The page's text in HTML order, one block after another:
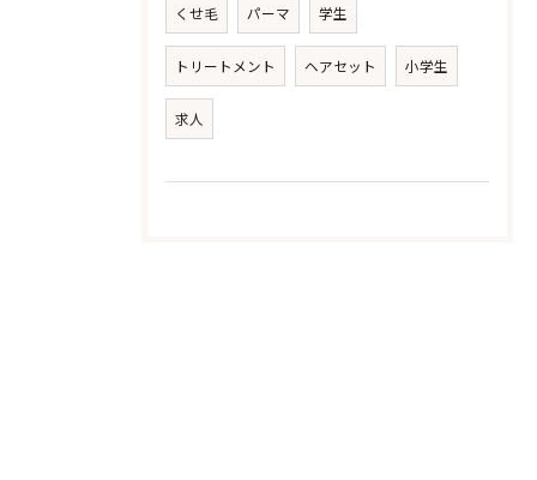
くせ毛 パーマ 学生
トリートメント ヘアセット 小学生
求人